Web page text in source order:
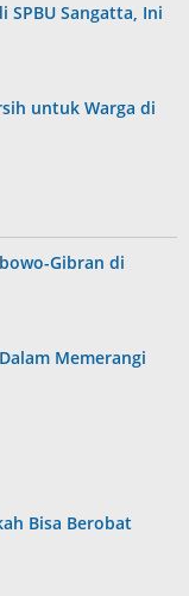
SPBU Sangatta, Ini
untuk Warga di
Gibran di
Memerangi
Bisa Berobat